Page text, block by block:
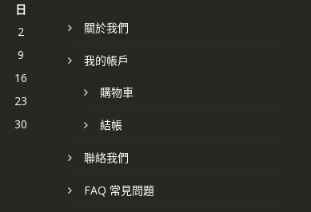
日
2
9
16
23
30
關於我們
我的帳戶
購物車
結帳
聯絡我們
FAQ 常見問題